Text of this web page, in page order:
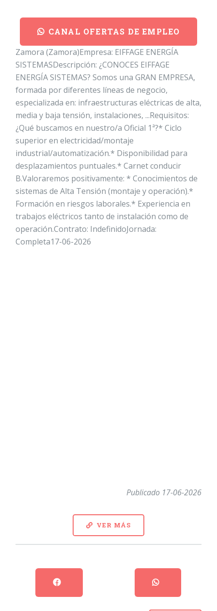
CANAL OFERTAS DE EMPLEO
Zamora (Zamora)Empresa: EIFFAGE ENERGÍA
SISTEMASDescripción: ¿CONOCES EIFFAGE
ENERGÍA SISTEMAS? Somos una GRAN EMPRESA,
formada por diferentes líneas de negocio,
especializada en: infraestructuras eléctricas de alta,
media y baja tensión, instalaciones, ...Requisitos:
¿Qué buscamos en nuestro/a Oficial 1ª?* Ciclo
superior en electricidad/montaje
industrial/automatización.* Disponibilidad para
desplazamientos puntuales.* Carnet conducir
B.Valoraremos positivamente: * Conocimientos de
sistemas de Alta Tensión (montaje y operación).*
Formación en riesgos laborales.* Experiencia en
trabajos eléctricos tanto de instalación como de
operación.Contrato: IndefinidoJornada:
Completa17-06-2026
Publicado 17-06-2026
VER MÁS